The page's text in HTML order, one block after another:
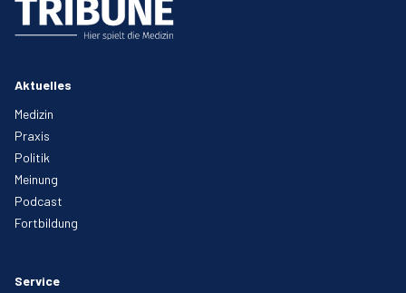
Aktuelles
Medizin
Praxis
Politik
Meinung
Podcast
Fortbildung
Service